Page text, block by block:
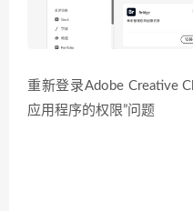
重新登录Adobe Creative
应用程序的权限”问题